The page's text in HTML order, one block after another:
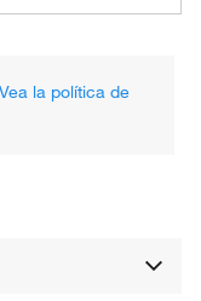
Vea la política de